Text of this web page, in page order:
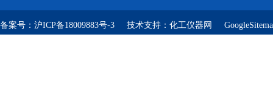
备案号： 沪ICP备18009883号-3 技术支持： 化工仪器网